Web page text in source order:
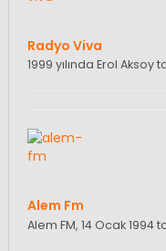
Radyo Viva
1999 yılında Erol
Alem Fm
Alem FM, 14 Ocak 1994